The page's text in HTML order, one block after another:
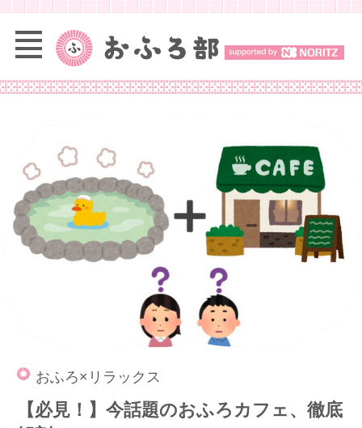
おふろ×リラックス
【必見！】今話題のおふろカフェ、徹底